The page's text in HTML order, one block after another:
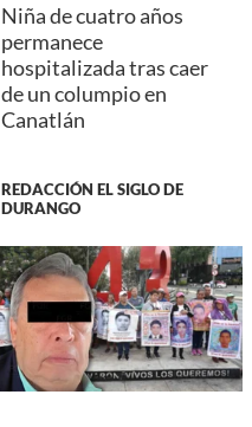
Niña de cuatro años
permanece
hospitalizada tras caer
de un columpio en
Canatlán
REDACCIÓN EL SIGLO DE
DURANGO